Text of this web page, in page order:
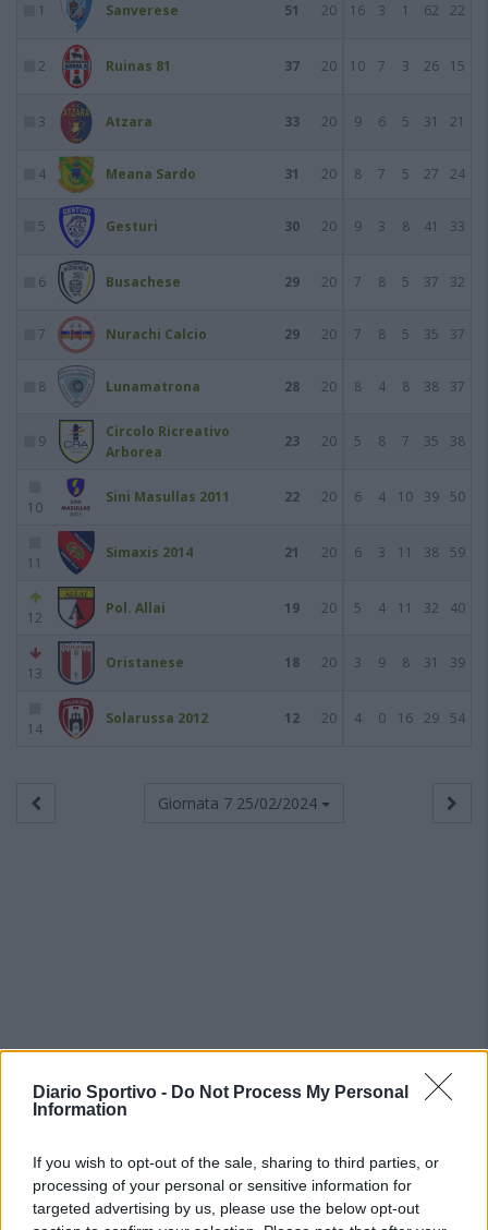
Diario Sportivo - Do Not Process My Personal
Information
If you wish to opt-out of the sale, sharing to third parties, or
processing of your personal or sensitive information for
targeted advertising by us, please use the below opt-out
1 Sanverese 51 20 16 3 1 62 22
2 Ruinas 81 37 20 10 7 3 26 15
3 Atzara 33 20 9 6 5 31 21
4 Meana Sardo 31 20 8 7 5 27 24
5 Gesturi 30 20 9 3 8 41 33
6 Busachese 29 20 7 8 5 37 32
7 Nurachi Calcio 29 20 7 8 5 35 37
8 Lunamatrona 28 20 8 4 8 38 37
9
Circolo Ricreativo
Arborea
23 20 5 8 7 35 38
10
Sini Masullas 2011 22 20 6 4 10 39 50
11
Simaxis 2014 21 20 6 3 11 38 59
12
Pol. Allai 19 20 5 4 11 32 40
13
Oristanese 18 20 3 9 8 31 39
14
Solarussa 2012 12 20 4 0 16 29 54
Giornata 7 25/02/2024